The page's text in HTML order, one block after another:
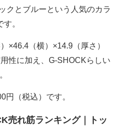
クとブルーという人気のカラ
。
×46.4（横）×14.9（厚さ）
性に加え、G-SHOCKらしい
（税込）です。
売れ筋ランキング｜トッ